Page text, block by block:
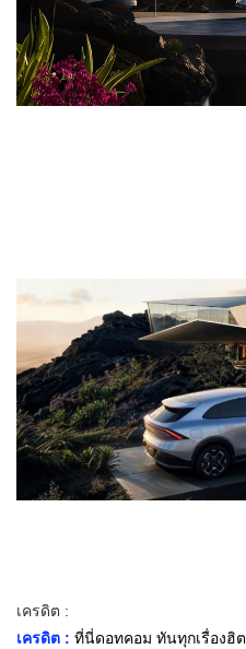
เครดิต :
เครดิต : ที่นี่ดอทคอม ทันทุกเรื่องฮิต